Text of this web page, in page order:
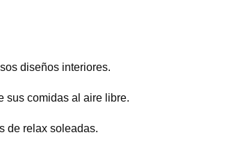
diseños interiores.
sus comidas al aire libre.
de relax soleadas.